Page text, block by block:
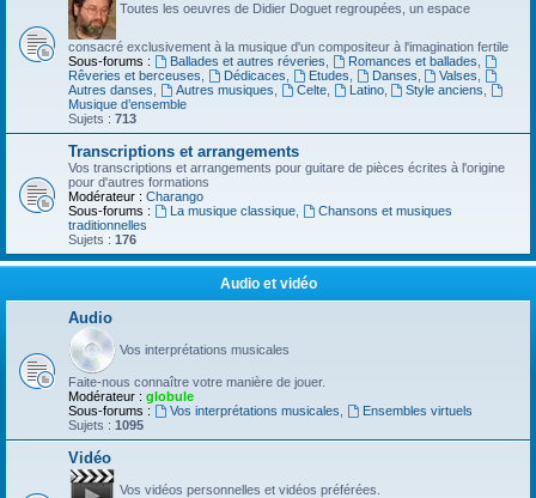
Toutes les oeuvres de Didier Doguet regroupées, un espace
consacré exclusivement à la musique d'un compositeur à l'imagination fertile
Sous-forums :
Ballades et autres réveries Romances et ballades
Rêveries et berceuses
Dédicaces Etudes Danses Valses
Autres danses
Autres musiques Celte, Latino, Style anciens
Musique d’ensemble
Sujets : 713
Transcriptions et arrangements
Vos transcriptions et arrangements pour guitare de pièces écrites à l'origine
pour d'autres formations
Modérateur : Charango
Sous-forums :
La musique classique,
Chansons et musiques
traditionnelles
Sujets : 176
Audio et vidéo
Audio
Vos interprétations musicales
Faite-nous connaître votre manière de jouer.
Modérateur : globule
Sous-forums :
Vos interprétations musicales
Ensembles virtuels
Sujets : 1095
Vidéo
Vos vidéos personnelles et vidéos préférées.